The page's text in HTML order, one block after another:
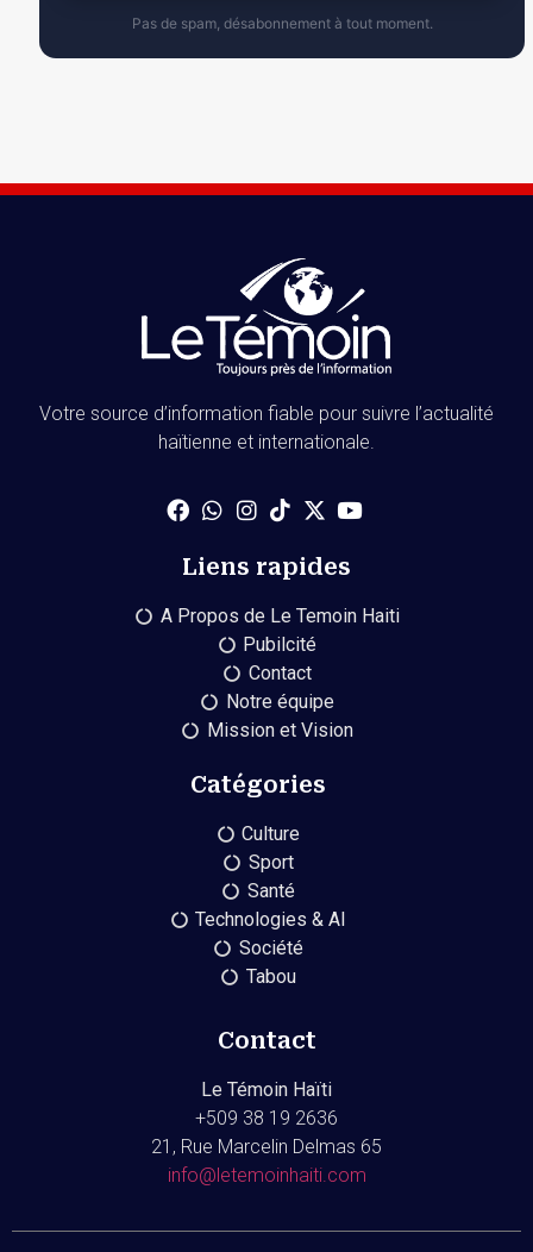
Pas de spam, désabonnement à tout moment.
Votre source d’information fiable pour suivre l’actualité
haïtienne et internationale.
Liens rapides
A Propos de Le Temoin Haiti
Pubilcité
Contact
Notre équipe
Mission et Vision
Catégories
Culture
Sport
Santé
Technologies & AI
Société
Tabou
Contact
Le Témoin Haïti
+509 38 19 2636
21, Rue Marcelin Delmas 65
info@letemoinhaiti.com